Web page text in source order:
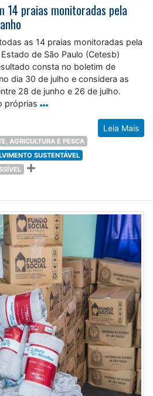
14 praias monitoradas pela
as 14 praias monitoradas pela
de São Paulo (Cetesb)
consta no boletim de
dia 30 de julho e considera as
28 de junho e 26 de julho.
próprias
Leia Mais
AGRICULTURA E PESCA
SUSTENTÁVEL